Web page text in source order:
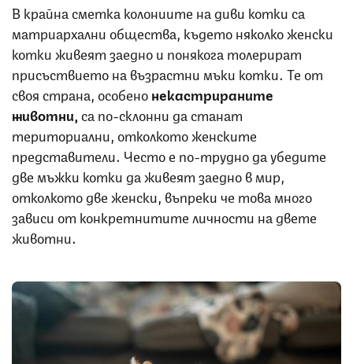
В крайна сметка колониите на диви котки са
матриархални общества, където няколко женски
котки живеят заедно и понякога толерират
присъствието на възрастни мъки котки. Те от
своя страна, особенонекастрираните
животни, са по-склонни да станат
териториални, отколкото женските
представители. Често е по-трудно да убедите
две мъжки котки да живеят заедно в мир,
отколкото две женски, въпреки че това много
зависи от конкретнитите личности на двете
животни.